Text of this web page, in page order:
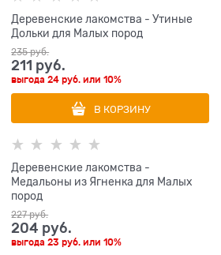
Деревенские лакомства - Утиные
Дольки для Малых пород
235 руб.
211 руб.
выгода24 руб. или10%
В КОРЗИНУ
Деревенские лакомства -
Медальоны из Ягненка для Малых
пород
227 руб.
204 руб.
выгода23 руб. или10%